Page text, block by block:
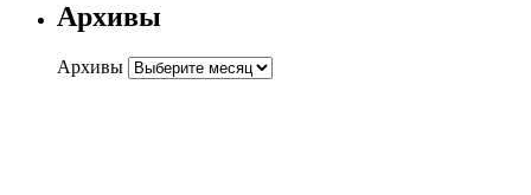
Архивы
Архивы